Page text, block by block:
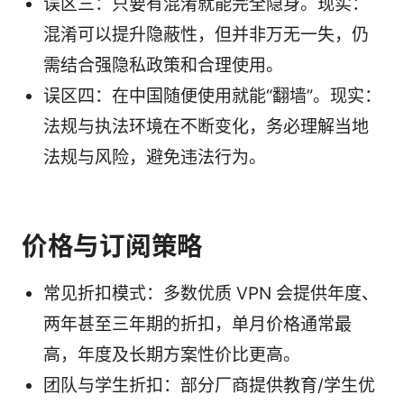
混淆可以提升隐蔽性，但并非万无一失，仍
需结合强隐私政策和合理使用。
误区四：在中国随便使用就能“翻墙”。现实：
法规与执法环境在不断变化，务必理解当地
法规与风险，避免违法行为。
价格与订阅策略
常见折扣模式：多数优质 VPN 会提供年度、
两年甚至三年期的折扣，单月价格通常最
高，年度及长期方案性价比更高。
团队与学生折扣：部分厂商提供教育/学生优